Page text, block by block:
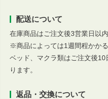
配送について
在庫商品はご注文後3営業日以
※商品によっては1週間程かかる
ベッド、マクラ類はご注文後
ります。
返品・交換について